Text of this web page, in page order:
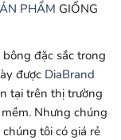
PHẨM GIỐNG
đặc sắc trong
được DiaBrand
tại trên thị trường
Nhưng chúng
chúng tôi có giá rẻ